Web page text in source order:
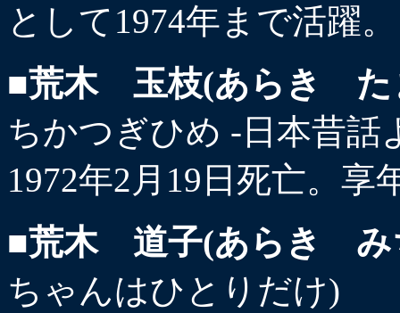
として1974年まで活躍。
■荒木 玉枝(あらき た
ちかつぎひめ -日本昔話
1972年2月19日死亡。享
■荒木 道子(あらき み
ちゃんはひとりだけ)